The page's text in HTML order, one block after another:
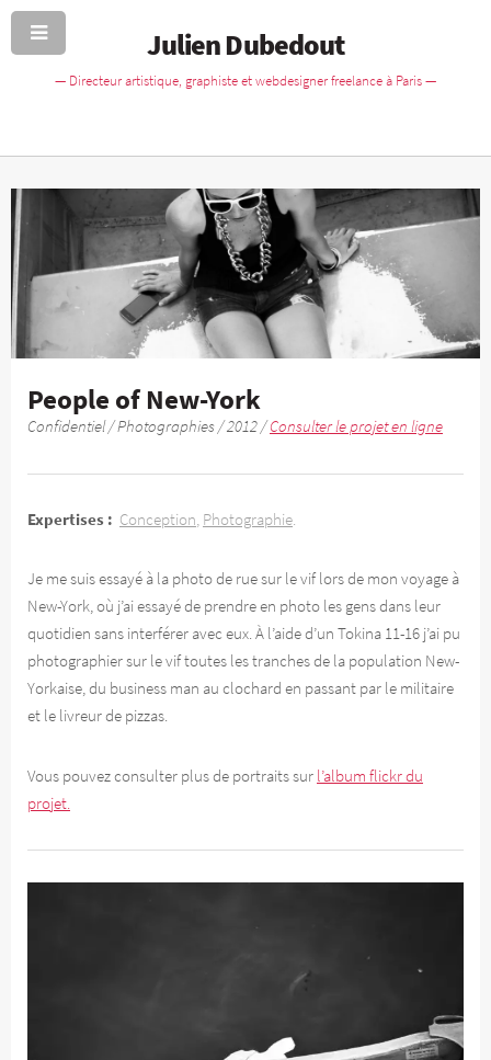
Julien Dubedout
— Directeur artistique, graphiste et webdesigner freelance à Paris —
People of New-York
Confidentiel / Photographies / 2012 /Consulter le projet en ligne
Expertises : Conception Photographie
Je me suis essayé à la photo de rue sur le vif lors de mon voyage à
New-York, où j’ai essayé de prendre en photo les gens dans leur
quotidien sans interférer avec eux. À l’aide d’un Tokina 11-16 j’ai pu
photographier sur le vif toutes les tranches de la population New-
Yorkaise, du business man au clochard en passant par le militaire
et le livreur de pizzas.
Vous pouvez consulter plus de portraits sur l’album flickr du
projet.